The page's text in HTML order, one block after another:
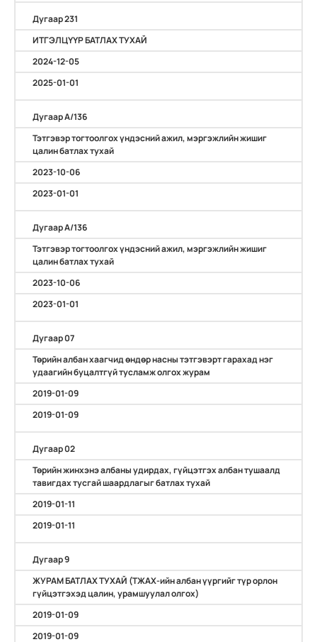
Дугаар 231
ИТГЭЛЦҮҮР БАТЛАХ ТУХАЙ
2024-12-05
2025-01-01
Дугаар А/136
Тэтгэвэр тогтоолгох үндэсний ажил, мэргэжлийн жишиг
цалин батлах тухай
2023-10-06
2023-01-01
Дугаар А/136
Тэтгэвэр тогтоолгох үндэсний ажил, мэргэжлийн жишиг
цалин батлах тухай
2023-10-06
2023-01-01
Дугаар 07
Төрийн албан хаагчид өндөр насны тэтгэвэрт гарахад нэг
удаагийн буцалтгүй тусламж олгох журам
2019-01-09
2019-01-09
Дугаар 02
Төрийн жинхэнэ албаны удирдах, гүйцэтгэх албан тушаалд
тавигдах тусгай шаардлагыг батлах тухай
2019-01-11
2019-01-11
Дугаар 9
ЖУРАМ БАТЛАХ ТУХАЙ (ТЖАХ-ийн албан үүргийг түр орлон
гүйцэтгэхэд цалин, урамшуулал олгох)
2019-01-09
2019-01-09